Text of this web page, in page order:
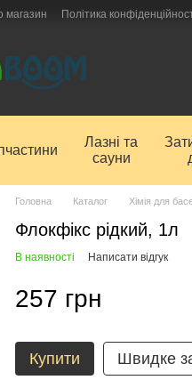
магазин Політика
Лазні та
сауни
Головна Каталог Хімія для
Флокфікс рідкий, 1л
В наявності Написати відгук
257 грн
Купити Швидке